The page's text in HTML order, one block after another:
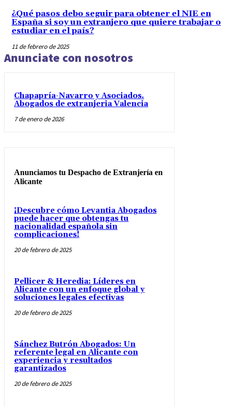
¿Qué pasos debo seguir para obtener el NIE en
España si soy un extranjero que quiere trabajar o
estudiar en el país?
11 de febrero de 2025
Anunciate con nosotros
Chapapría-Navarro y Asociados.
Abogados de extranjeria Valencia
7 de enero de 2026
Anunciamos tu Despacho de Extranjería en
Alicante
¡Descubre cómo Levantia Abogados
puede hacer que obtengas tu
nacionalidad española sin
complicaciones!
20 de febrero de 2025
Pellicer & Heredia: Líderes en
Alicante con un enfoque global y
soluciones legales efectivas
20 de febrero de 2025
Sánchez Butrón Abogados: Un
referente legal en Alicante con
experiencia y resultados
garantizados
20 de febrero de 2025